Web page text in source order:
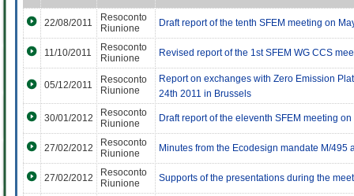
22/08/2011
Resoconto
Riunione
Draft report of the tenth SFEM meeting on
11/10/2011
Resoconto
Riunione
Revised report of the 1st SFEM WG CCS
05/12/2011
Resoconto
Riunione
Report on exchanges with Zero Emission
24th 2011 in Brussels
30/01/2012
Resoconto
Riunione
Draft report of the eleventh SFEM meeting
27/02/2012
Resoconto
Riunione
Minutes from the Ecodesign mandate M/
27/02/2012
Resoconto
Riunione
Supports of the presentations during the